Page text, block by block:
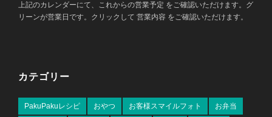
上記のカレンダーにて、これからの営業予定 をご確認いただけます。グ
リーンが営業日です。クリックして 営業内容 をご確認いただけます。
カテゴリー
PakuPakuレシピ おやつ お客様スマイルフォト お弁当